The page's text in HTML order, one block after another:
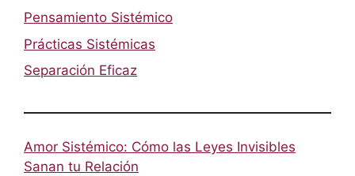
Pensamiento Sistémico
Prácticas Sistémicas
Separación Eficaz
Amor Sistémico: Cómo las Leyes Invisibles
Sanan tu Relación